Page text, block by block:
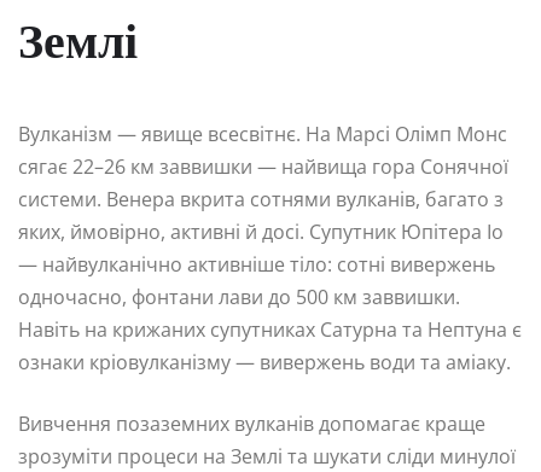
Землі
Вулканізм — явище всесвітнє. На Марсі Олімп Монс
сягає 22–26 км заввишки — найвища гора Сонячної
системи. Венера вкрита сотнями вулканів, багато з
яких, ймовірно, активні й досі. Супутник Юпітера Іо
— найвулканічно активніше тіло: сотні вивержень
одночасно, фонтани лави до 500 км заввишки.
Навіть на крижаних супутниках Сатурна та Нептуна є
ознаки кріовулканізму — вивержень води та аміаку.
Вивчення позаземних вулканів допомагає краще
зрозуміти процеси на Землі та шукати сліди минулої